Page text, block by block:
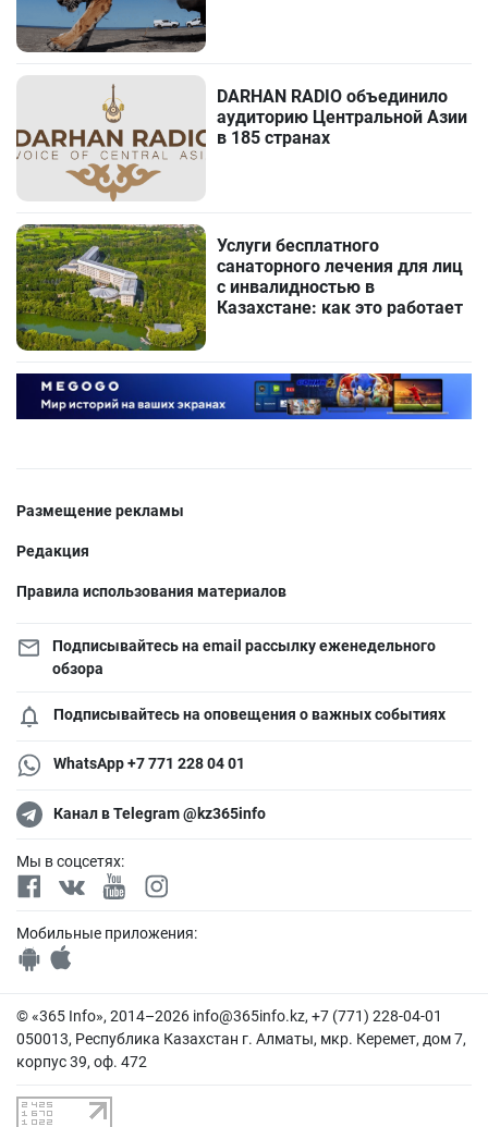
DARHAN RADIO объединило
аудиторию Центральной Азии
в 185 странах
Услуги бесплатного
санаторного лечения для лиц
с инвалидностью в
Казахстане: как это работает
Размещение рекламы
Редакция
Правила использования материалов
Подписывайтесь на email рассылку еженедельного
обзора
Подписывайтесь на оповещения о важных событиях
WhatsApp +7 771 228 04 01
Канал в Telegram @kz365info
Мы в соцсетях:
Мобильные приложения:
© «365 Info», 2014–2026 info@365info.kz, +7 (771) 228-04-01
050013, Республика Казахстан г. Алматы, мкр. Керемет, дом 7,
корпус 39, оф. 472